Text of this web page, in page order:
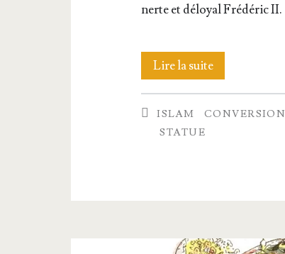
nerte et déloyal Fré­dé­ric II.
Lire la suiteL’imagier
de
la
ISLAM CONVERSION
STATUE